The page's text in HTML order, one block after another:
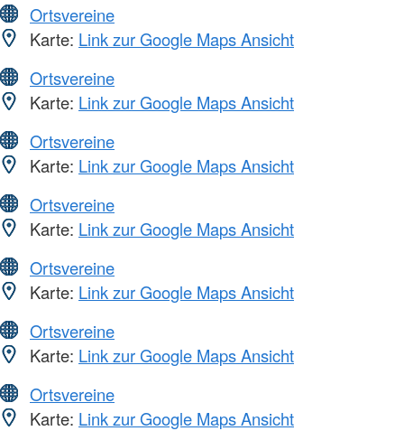
Ortsvereine
Karte: Link zur Google Maps Ansicht
Ortsvereine
Karte: Link zur Google Maps Ansicht
Ortsvereine
Karte: Link zur Google Maps Ansicht
Ortsvereine
Karte: Link zur Google Maps Ansicht
Ortsvereine
Karte: Link zur Google Maps Ansicht
Ortsvereine
Karte: Link zur Google Maps Ansicht
Ortsvereine
Karte: Link zur Google Maps Ansicht